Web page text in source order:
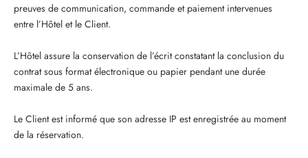
preuves de communication, commande et paiement intervenues
entre l’Hôtel et le Client.
L’Hôtel assure la conservation de l’écrit constatant la conclusion du
contrat sous format électronique ou papier pendant une durée
maximale de 5 ans.
Le Client est informé que son adresse IP est enregistrée au moment
de la réservation.